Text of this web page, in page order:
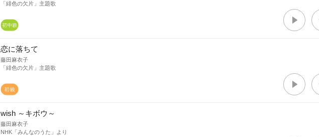
「緋色の欠片」主題歌
恋に落ちて
藤田麻衣子
「緋色の欠片」主題歌
wish ～キボウ～
藤田麻衣子
NHK「みんなのうた」より